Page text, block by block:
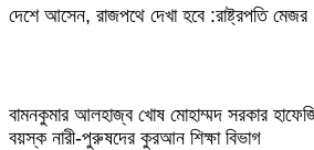
দেশে আসেন, রাজপথে দেখা হবে :রাষ্ট্রপতি
বামনকুমার আলহাজ্ব খোষ মোহাম্মদ সরকার
বয়স্ক নারী-পুরুষদের কুরআন শিক্ষা বিভাগ